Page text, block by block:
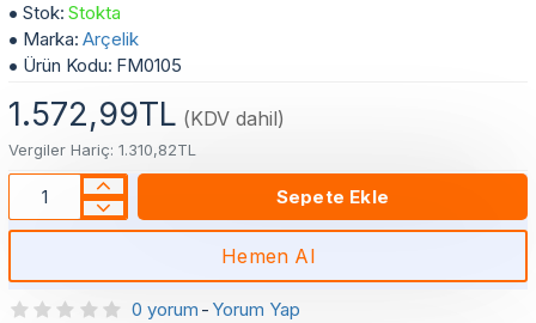
Stok: Stokta
Marka: Arçelik
Ürün Kodu: FM0105
0 yorum - Yorum Yap
1.572,99TL (KDV dahil)
Vergiler Hariç: 1.310,82TL
Sepete Ekle
Hemen Al